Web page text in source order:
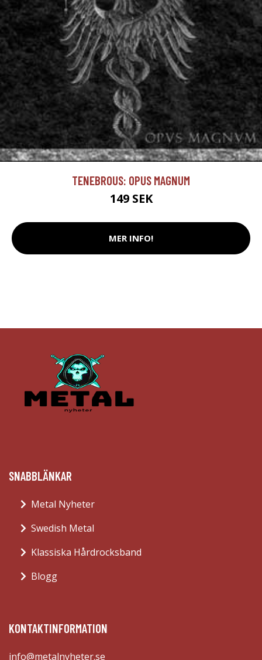
TENEBROUS: OPUS MAGNUM
149 SEK
MER INFO!
SNABBLÄNKAR
Metal Nyheter
Swedish Metal
Klassiska Hårdrocksband
Blogg
KONTAKTINFORMATION
info@metalnyheter.se